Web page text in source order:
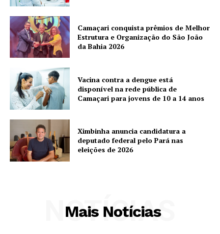
Camaçari conquista prêmios de Melhor
Estrutura e Organização do São João
da Bahia 2026
Vacina contra a dengue está
disponível na rede pública de
Camaçari para jovens de 10 a 14 anos
Ximbinha anuncia candidatura a
deputado federal pelo Pará nas
eleições de 2026
Mais Notícias
NOTÍCIAS